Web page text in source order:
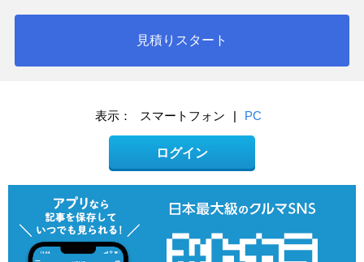
見積りスタート
表示： スマートフォン | PC
ログイン